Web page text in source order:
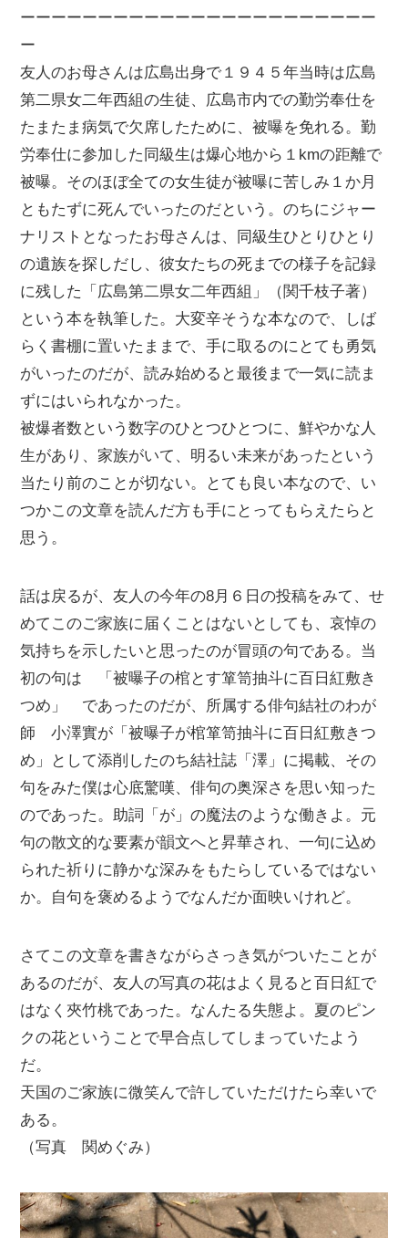
ーーーーーーーーーーーーーーーーーーーーーーー
ー
友人のお母さんは広島出身で１９４５年当時は広島
第二県女二年西組の生徒、広島市内での勤労奉仕を
たまたま病気で欠席したために、被曝を免れる。勤
労奉仕に参加した同級生は爆心地から１kmの距離で
被曝。そのほぼ全ての女生徒が被曝に苦しみ１か月
ともたずに死んでいったのだという。のちにジャー
ナリストとなったお母さんは、同級生ひとりひとり
の遺族を探しだし、彼女たちの死までの様子を記録
に残した「広島第二県女二年西組」（関千枝子著）
という本を執筆した。大変辛そうな本なので、しば
らく書棚に置いたままで、手に取るのにとても勇気
がいったのだが、読み始めると最後まで一気に読ま
ずにはいられなかった。
被爆者数という数字のひとつひとつに、鮮やかな人
生があり、家族がいて、明るい未来があったという
当たり前のことが切ない。とても良い本なので、い
つかこの文章を読んだ方も手にとってもらえたらと
思う。
話は戻るが、友人の今年の8月６日の投稿をみて、せ
めてこのご家族に届くことはないとしても、哀悼の
気持ちを示したいと思ったのが冒頭の句である。当
初の句は 「被曝子の棺とす箪笥抽斗に百日紅敷き
つめ」 であったのだが、所属する俳句結社のわが
師 小澤實が「被曝子が棺箪笥抽斗に百日紅敷きつ
め」として添削したのち結社誌「澤」に掲載、その
句をみた僕は心底驚嘆、俳句の奥深さを思い知った
のであった。助詞「が」の魔法のような働きよ。元
句の散文的な要素が韻文へと昇華され、一句に込め
られた祈りに静かな深みをもたらしているではない
か。自句を褒めるようでなんだか面映いけれど。
さてこの文章を書きながらさっき気がついたことが
あるのだが、友人の写真の花はよく見ると百日紅で
はなく夾竹桃であった。なんたる失態よ。夏のピン
クの花ということで早合点してしまっていたよう
だ。
天国のご家族に微笑んで許していただけたら幸いで
ある。
（写真 関めぐみ）